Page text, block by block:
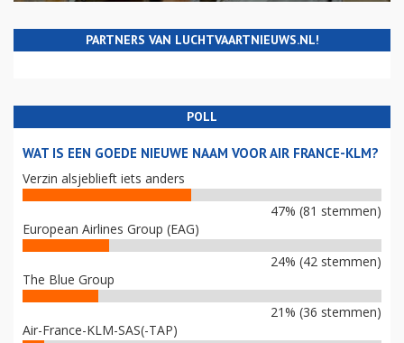
PARTNERS VAN LUCHTVAARTNIEUWS.NL!
POLL
WAT IS EEN GOEDE NIEUWE NAAM VOOR AIR FRANCE-KLM?
Verzin alsjeblieft iets anders
47% (81 stemmen)
European Airlines Group (EAG)
24% (42 stemmen)
The Blue Group
21% (36 stemmen)
Air-France-KLM-SAS(-TAP)